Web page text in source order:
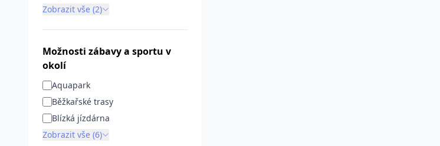
Zobrazit vše (2)
Možnosti zábavy a sportu v
okolí
Aquapark
Běžkařské trasy
Blízká jízdárna
Zobrazit vše (6)